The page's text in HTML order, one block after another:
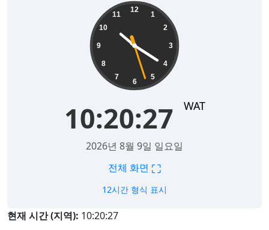
12
1
2
3
4
5
6
7
8
9
10
11
10:20:28 WAT
2026년 8월 9일 일요일
전체 화면 ⛶
12시간 형식 표시
현재 시간 (지역): 10:20:28